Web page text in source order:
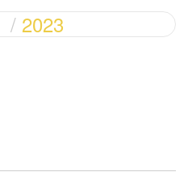
2023